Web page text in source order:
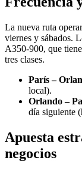
La nueva ruta
viernes y sábados.
A350-900, que
tres clases.
París –
local).
Orlando –
día siguiente
Apuesta
negocios